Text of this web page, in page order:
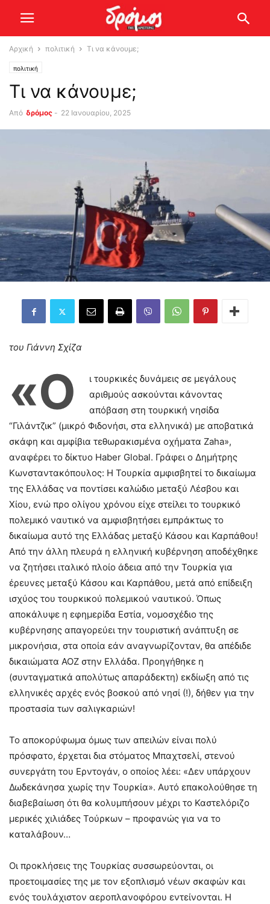
Αρχική πολιτική Τι να κάνουμε;
πολιτική
Τι να κάνουμε;
Από δρόμος - 22 Ιανουαρίου, 2025
του Γιάννη Σχίζα
«O
ι τουρκικές δυνάμεις σε μεγάλους
αριθμούς ασκούνται κάνοντας
απόβαση στη τουρκική νησίδα
“Γιλάντζικ” (μικρό Φιδονήσι, στα ελληνικά) με αποβατικά
σκάφη και αμφίβια τεθωρακισμένα οχήματα Zaha»,
αναφέρει το δίκτυο Haber Global. Γράφει ο Δημήτρης
Κωνσταντακόπουλος: Η Τουρκία αμφισβητεί το δικαίωμα
της Ελλάδας να ποντίσει καλώδιο μεταξύ Λέσβου και
Χίου, ενώ προ ολίγου χρόνου είχε στείλει το τουρκικό
πολεμικό ναυτικό να αμφισβητήσει εμπράκτως το
δικαίωμα αυτό της Ελλάδας μεταξύ Κάσου και Καρπάθου!
Από την άλλη πλευρά η ελληνική κυβέρνηση αποδέχθηκε
να ζητήσει ιταλικό πλοίο άδεια από την Τουρκία για
έρευνες μεταξύ Κάσου και Καρπάθου, μετά από επίδειξη
ισχύος του τουρκικού πολεμικού ναυτικού. Όπως
αποκάλυψε η εφημερίδα Εστία, νομοσχέδιο της
κυβέρνησης απαγορεύει την τουριστική ανάπτυξη σε
μικρονήσια, στα οποία εάν αναγνωρίζονταν, θα απέδιδε
δικαιώματα ΑΟΖ στην Ελλάδα. Προηγήθηκε η
(συνταγματικά απολύτως απαράδεκτη) εκδίωξη από τις
ελληνικές αρχές ενός βοσκού από νησί (!), δήθεν για την
προστασία των σαλιγκαριών!
Το αποκορύφωμα όμως των απειλών είναι πολύ
πρόσφατο, έρχεται δια στόματος Μπαχτσελί, στενού
συνεργάτη του Ερντογάν, ο οποίος λέει: «Δεν υπάρχουν
Δωδεκάνησα χωρίς την Τουρκία». Αυτό επακολούθησε τη
διαβεβαίωση ότι θα κολυμπήσουν μέχρι το Καστελόριζο
μερικές χιλιάδες Τούρκων – προφανώς για να το
καταλάβουν…
Οι προκλήσεις της Τουρκίας συσσωρεύονται, οι
προετοιμασίες της με τον εξοπλισμό νέων σκαφών και
ενός τουλάχιστον αεροπλανοφόρου εντείνονται. Η